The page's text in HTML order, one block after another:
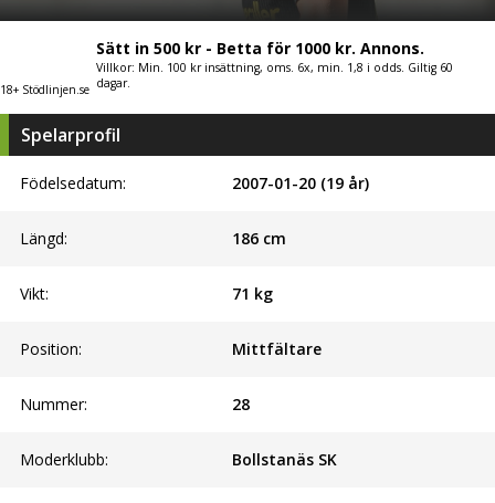
18+ Stödlinjen.se
Sätt in 500 kr - Betta för 1000 kr. Annons.
Villkor: Min. 100 kr insättning, oms. 6x, min. 1,8 i odds. Giltig 60
dagar.
Spelarprofil
Födelsedatum: 2007-01-20 (19 år)
Längd: 186cm
Vikt: 71 kg
Position: Mittfältare
Nummer: 28
Moderklubb: Bollstanäs SK